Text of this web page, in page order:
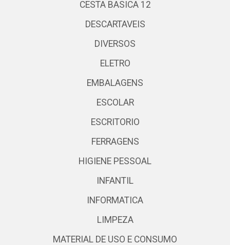
CESTA BASICA 12
DESCARTAVEIS
DIVERSOS
ELETRO
EMBALAGENS
ESCOLAR
ESCRITORIO
FERRAGENS
HIGIENE PESSOAL
INFANTIL
INFORMATICA
LIMPEZA
MATERIAL DE USO E CONSUMO